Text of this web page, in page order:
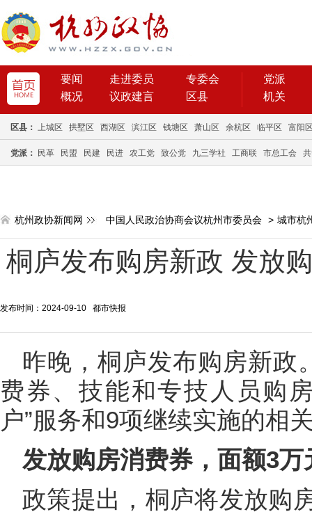
要闻 走进委员
专委会
概况
议政建言 区县
党派
机关
区县： 上城区 拱墅区 西湖区 滨江区 钱塘区 萧山区 余杭区 临平区 富阳
党派： 民革 民盟 民建 民进 农工党 致公党 九三学社 工商联 市总工会
杭州政协新闻网 中国人民政治协商会议杭州市委员会 > 城市杭
桐庐发布购房新政 发放
发布时间：2024-09-10 都市快报
昨晚，桐庐发布购房新政
费券、技能和专技人员购
户”服务和9项继续实施的相
发放购房消费券，面额3万
政策提出，桐庐将发放购